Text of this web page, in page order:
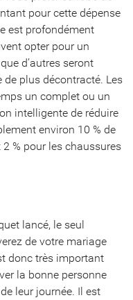
pour cette dépense
est profondément
opter pour un
d’autres seront
de plus décontracté. Les
un complet ou un
intelligente de réduire
environ 10 % de
% pour les chaussures
lancé, le seul
de votre mariage
donc très important
la bonne personne
leur journée. Il est